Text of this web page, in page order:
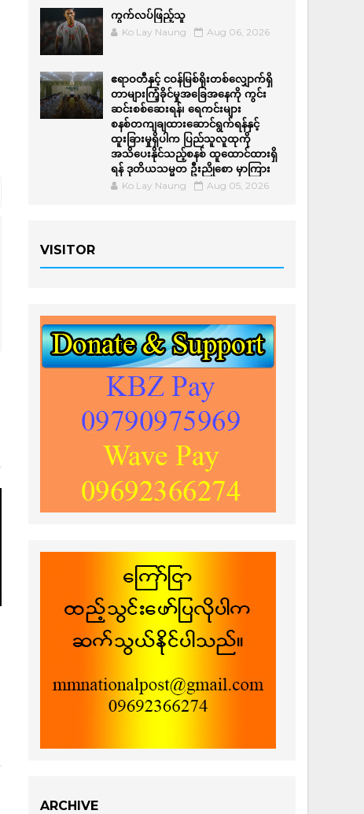
ကွက်လပ်ဖြည့်သူ
Ko Lay Naung Aug 06, 2026
ဧရာဝတီနှင့် ငဝန်မြစ်ရိုးတစ်လျှောက်ရှိ
တာများကြံ့ခိုင်မှုအခြေအနေကို ကွင်း
ဆင်းစစ်ဆေးရန်၊ ရေကင်းများ
စနစ်တကျချထားဆောင်ရွက်ရန်နှင့်
ထူးခြားမှုရှိပါက ပြည်သူလူထုကို
အသိပေးနိုင်သည့်စနစ် ထူထောင်ထားရှိ
ရန် ဒုတိယသမ္မတ ဦးညိုစော မှာကြား
Ko Lay Naung Aug 05, 2026
VISITOR
ARCHIVE